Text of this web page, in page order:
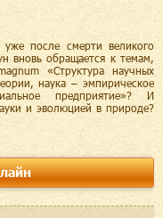
после смерти великого
вновь обращается к темам,
«Структура научных
наука – эмпирическое
предприятие»? И
и эволюцией в природе?